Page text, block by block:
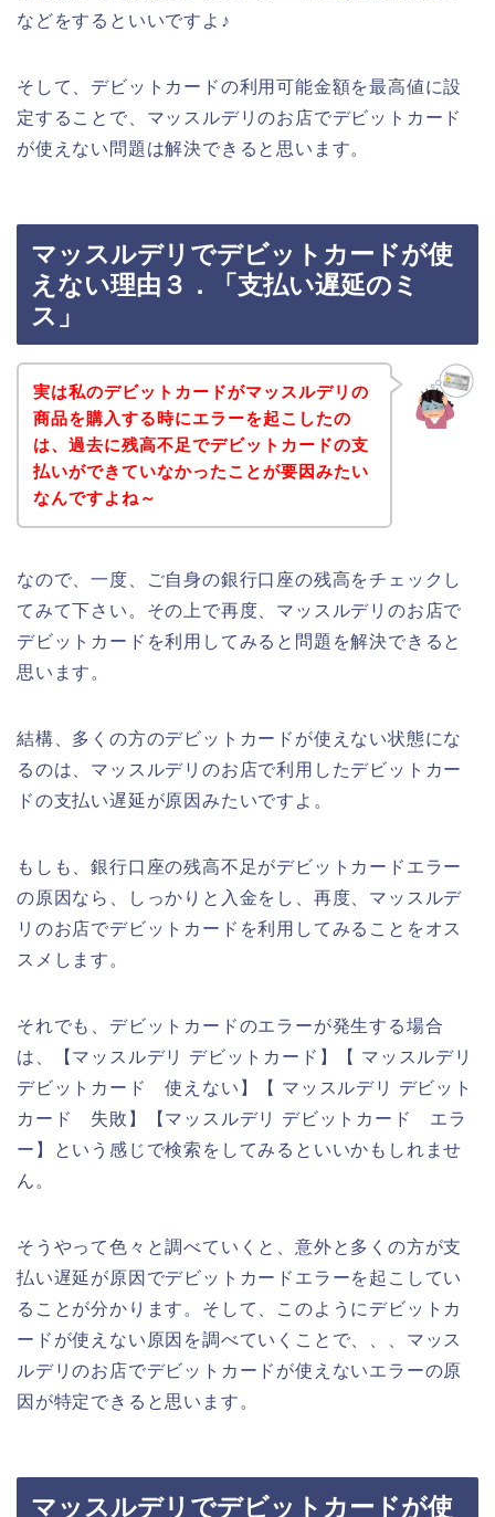
などをするといいですよ♪
そして、デビットカードの利用可能金額を最高値に設
定することで、マッスルデリのお店でデビットカード
が使えない問題は解決できると思います。
マッスルデリでデビットカードが使
えない理由３．「支払い遅延のミ
ス」
実は私のデビットカードがマッスルデリの
商品を購入する時にエラーを起こしたの
は、過去に残高不足でデビットカードの支
払いができていなかったことが要因みたい
なんですよね～
なので、一度、ご自身の銀行口座の残高をチェックし
てみて下さい。その上で再度、マッスルデリのお店で
デビットカードを利用してみると問題を解決できると
思います。
結構、多くの方のデビットカードが使えない状態にな
るのは、マッスルデリのお店で利用したデビットカー
ドの支払い遅延が原因みたいですよ。
もしも、銀行口座の残高不足がデビットカードエラー
の原因なら、しっかりと入金をし、再度、マッスルデ
リのお店でデビットカードを利用してみることをオス
スメします。
それでも、デビットカードのエラーが発生する場合
は、【マッスルデリ デビットカード】【 マッスルデリ
デビットカード 使えない】【 マッスルデリ デビット
カード 失敗】【マッスルデリ デビットカード エラ
ー】という感じで検索をしてみるといいかもしれませ
ん。
そうやって色々と調べていくと、意外と多くの方が支
払い遅延が原因でデビットカードエラーを起こしてい
ることが分かります。そして、このようにデビットカ
ードが使えない原因を調べていくことで、、、マッス
ルデリのお店でデビットカードが使えないエラーの原
因が特定できると思います。
マッスルデリでデビットカードが使